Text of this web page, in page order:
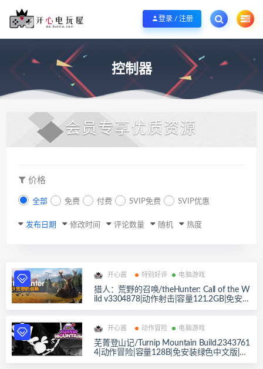
欢迎您光临开心电玩屋，本站专注分享精品整合游戏！销售只是起点！服务永无
登录 / 注册
控制器
会员专享优质资源
价格
全部 免费 付费 SVIP免费 SVIP优惠
发布日期 修改时间 评论数量 随机 热度
开心酱 特别好评 电脑游戏
猎人：荒野的召唤/theHunter: Call of the W
ild v3304878|动作射击|容量121.2GB|免安装
绿色中文版|支持键盘.鼠标.手柄
开心酱 动作冒险 电脑游戏
芜菁登山记/Turnip Mountain Build.2343761
4|动作冒险|容量128B|免安装绿色中文版|支
持键盘.鼠标.手柄